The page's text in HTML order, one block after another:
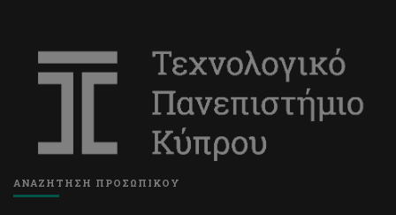
ΑΝΑΖΗΤΗΣΗ ΠΡΟΣΩΠΙΚΟΥ